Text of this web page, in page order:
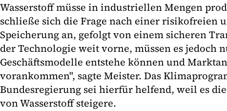
Wasserstoff müsse in industriellen Mengen
schließe sich die Frage nach einer risikofreien
Speicherung an, gefolgt von einem sicheren
der Technologie weit vorne, müssen es jedoch
Geschäftsmodelle entstehe können und
vorankommen", sagte Meister. Das
Bundesregierung sei hierfür helfend, weil es
von Wasserstoff steigere.